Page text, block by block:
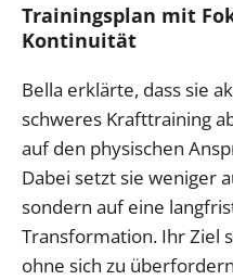
Trainingsplan mit
Kontinuität
Bella erklärte, dass sie
schweres Krafttraining
auf den physischen
Dabei setzt sie weniger
sondern auf eine
Transformation. Ihr Ziel
ohne sich zu